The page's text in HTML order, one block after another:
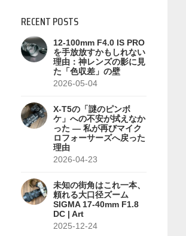
RECENT POSTS
12-100mm F4.0 IS PRO
を手放放すかもしれない
理由：神レンズの影に見
た「色収差」の壁
2026-05-04
X-T5の「謎のピンボ
ケ」への不安が拭えなか
った — 私が再びマイク
ロフォーサーズへ戻った
理由
2026-04-23
未知の街角はこれ一本、
頼れる大口径ズーム
SIGMA 17-40mm F1.8
DC | Art
2025-12-24